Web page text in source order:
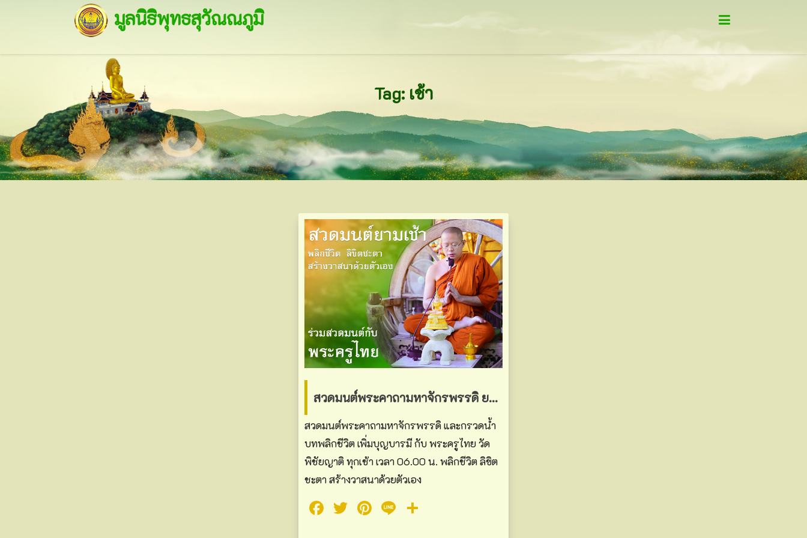
มูลนิธิพุทธสุวัณณภูมิ
Tag: เช้า
สวดมนต์พระคาถามหาจักรพรรดิ ยามเช้า
สวดมนต์พระคาถามหาจักรพรรดิ และกรวดน้ำ
บทพลิกชีวิต เพิ่มบุญบารมี กับ พระครูไทย วัด
พิชัยญาติ ทุกเช้า เวลา 06.00 น. พลิกชีวิต ลิขิต
ชะตา สร้างวาสนาด้วยตัวเอง
Facebook
Twitter
Pinterest
Line